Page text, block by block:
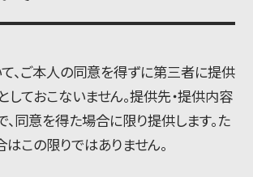
学舎（公開講座）
、ご本人の同意を得ずに第三者に提供
しておこないません。提供先・提供内容
、同意を得た場合に限り提供します。た
はこの限りではありません。